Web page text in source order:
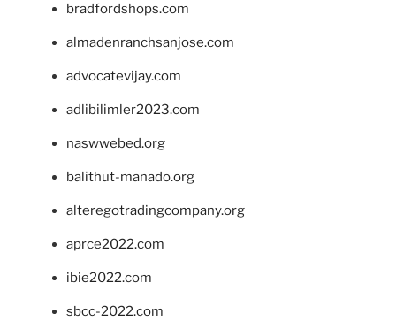
bradfordshops.com
almadenranchsanjose.com
advocatevijay.com
adlibilimler2023.com
naswwebed.org
balithut-manado.org
alteregotradingcompany.org
aprce2022.com
ibie2022.com
sbcc-2022.com